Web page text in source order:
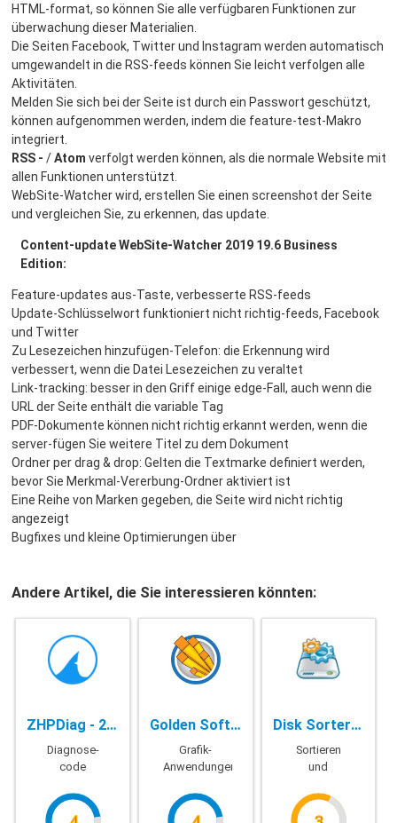
HTML-format, so können Sie alle verfügbaren Funktionen zur
überwachung dieser Materialien.
Die Seiten Facebook, Twitter und Instagram werden automatisch
umgewandelt in die RSS-feeds können Sie leicht verfolgen alle
Aktivitäten.
Melden Sie sich bei der Seite ist durch ein Passwort geschützt,
können aufgenommen werden, indem die feature-test-Makro
integriert.
RSS - /Atom verfolgt werden können, als die normale Website mit
allen Funktionen unterstützt.
WebSite-Watcher wird, erstellen Sie einen screenshot der Seite
und vergleichen Sie, zu erkennen, das update.
Content-update WebSite-Watcher 2019 19.6 Business
Edition:
Feature-updates aus-Taste, verbesserte RSS-feeds
Update-Schlüsselwort funktioniert nicht richtig-feeds, Facebook
und Twitter
Zu Lesezeichen hinzufügen-Telefon: die Erkennung wird
verbessert, wenn die Datei Lesezeichen zu veraltet
Link-tracking: besser in den Griff einige edge-Fall, auch wenn die
URL der Seite enthält die variable Tag
PDF-Dokumente können nicht richtig erkannt werden, wenn die
server-fügen Sie weitere Titel zu dem Dokument
Ordner per drag & drop: Gelten die Textmarke definiert werden,
bevor Sie Merkmal-Vererbung-Ordner aktiviert ist
Eine Reihe von Marken gegeben, die Seite wird nicht richtig
angezeigt
Bugfixes und kleine Optimierungen über
Andere Artikel, die Sie interessieren könnten:
ZHPDiag - 2020.3.30.189
Diagnose-
code
Golden Software Grapher - 16.3.410
Grafik-
Anwendungen
Disk Sorter Ultimate - 12.8.14 + Enterprise
Sortieren
und
von Dateien